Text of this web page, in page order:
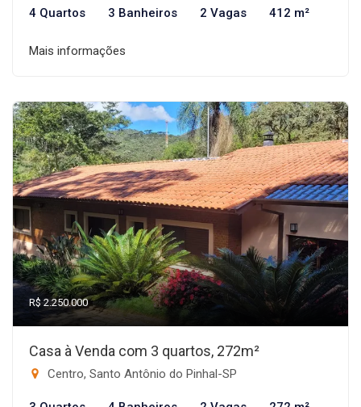
4 Quartos 3 Banheiros 2 Vagas 412 m²
Mais informações
R$ 2.250.000
Casa à Venda com 3 quartos, 272m²
Centro, Santo Antônio do Pinhal-SP